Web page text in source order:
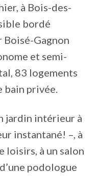
à Bois-des-
bordé
Boisé-Gagnon
et semi-
83 logements
bain privée.
jardin intérieur à
instantané! –, à
loisirs, à un salon
podologue